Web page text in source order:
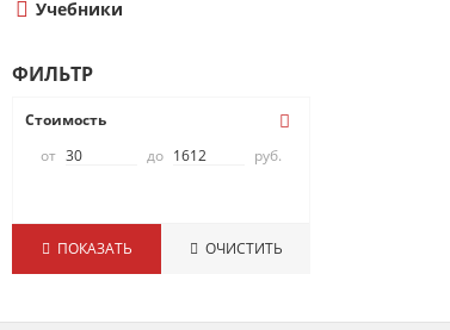
Учебники
ФИЛЬТР
Стоимость
от
до руб.
ПОКАЗАТЬ ОЧИСТИТЬ